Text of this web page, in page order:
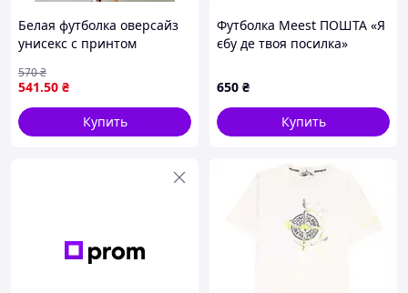
Белая футболка оверсайз
унисекс с принтом
для подростков
XSCtime3109
541.50 ₴
570₴
Купить
Футболка Meest ПОШТА «Я
єбу де твоя посилка»
650 ₴
Купить